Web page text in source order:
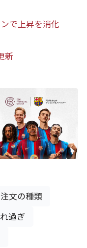
で上昇を消化
新
文の種類
過ぎ